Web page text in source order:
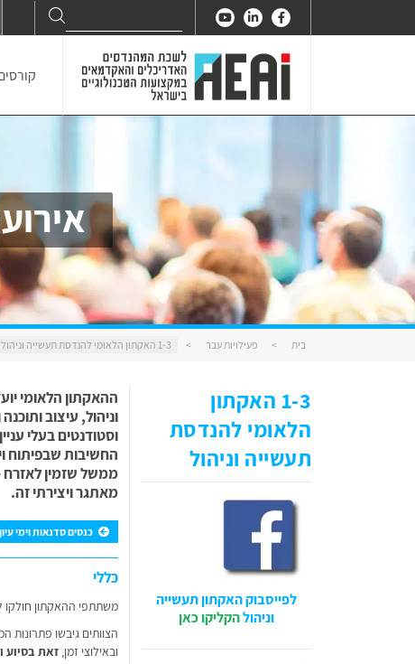
for:
Search
בית > פעילויות עבר > 1-3 האקתון הלאומי להנדסת תעשייה וניהול
1-3 האקתון
הלאומי להנדסת
תעשייה וניהול
לפייסבוק האקתון תעשייה
וניהולהקליקו כאן
ההאקתון הלאומי
וניהול, עיצוב
וסטודנטים בעלי
החשיבות שבפיתוח
ממשל שזמין לאזרח
מאתגר ויצירתי זה.
כנסים סדנאות וימי עיון
כללי
משתתפי ההאקתון חולקו לצוותי חשיבה, המונים כל
הצוותים גיבשו
ובאילוצי זמן, זאת בסיוע